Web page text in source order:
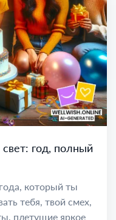
год, полный
который ты
тебя, твой смех,
плетущие яркое